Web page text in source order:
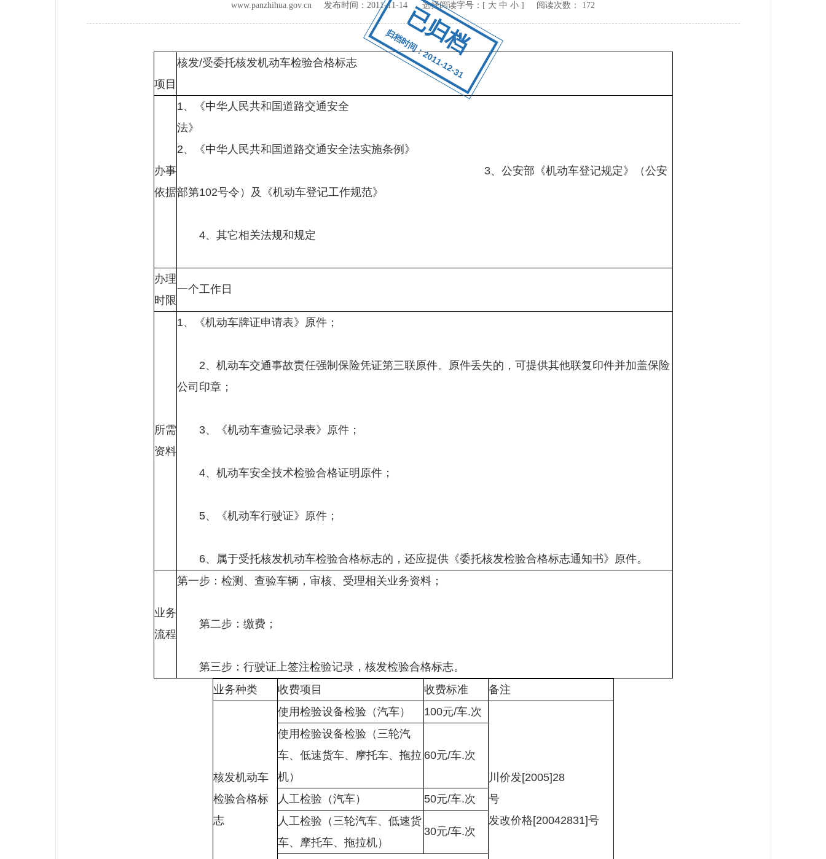
已归档
归档时间：2011-12-31
www.panzhihua.gov.cn 发布时间： 2011-11-14 选择阅读字号：[ 大 中 小 ] 阅读次数： 172
项目
核发/受委托核发机动车检验合格标志
办事
依据
1、《中华人民共和国道路交通安全
法》
2、《中华人民共和国道路交通安全法实施条例》
3、公安部《机动车登记规定》（公安
部第102号令）及《机动车登记工作规范》
4、其它相关法规和规定
办理
时限
一个工作日
所需
资料
1、《机动车牌证申请表》原件；
2、机动车交通事故责任强制保险凭证第三联原件。原件丢失的，可提供其他联复印件并加盖保险
公司印章；
3、《机动车查验记录表》原件；
4、机动车安全技术检验合格证明原件；
5、《机动车行驶证》原件；
6、属于受托核发机动车检验合格标志的，还应提供《委托核发检验合格标志通知书》原件。
业务
流程
第一步：检测、查验车辆，审核、受理相关业务资料；
第二步：缴费；
第三步：行驶证上签注检验记录，核发检验合格标志。
业务种类
收费项目 收费标准 备注
核发机动车
检验合格标
志
使用检验设备检验（汽车） 100元/车.次
川价发[2005]28
号
发改价格[20042831]号
使用检验设备检验（三轮汽
车、低速货车、摩托车、拖拉
机）
60元/车.次
人工检验（汽车）
50元/车.次
人工检验（三轮汽车、低速货
车、摩托车、拖拉机）
30元/车.次